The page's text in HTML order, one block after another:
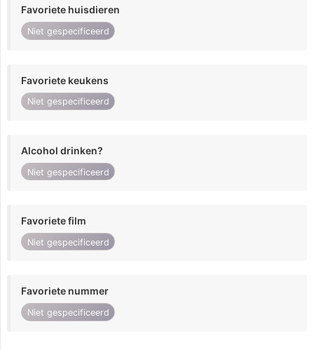
Favoriete huisdieren
Niet gespecificeerd
Favoriete keukens
Niet gespecificeerd
Alcohol drinken?
Niet gespecificeerd
Favoriete film
Niet gespecificeerd
Favoriete nummer
Niet gespecificeerd